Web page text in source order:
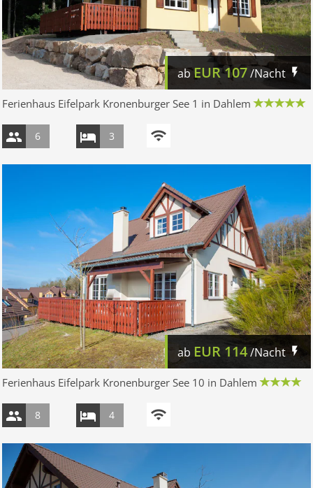
abEUR107/Nacht
Ferienhaus Eifelpark Kronenburger See 1 in Dahlem
6 3
ab EUR 114/Nacht
Ferienhaus Eifelpark Kronenburger See 10 in Dahlem
8 4